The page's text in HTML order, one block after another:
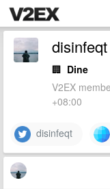
disinfeqt
🏢 Dine
V2EX
+08:00
disinfeqt